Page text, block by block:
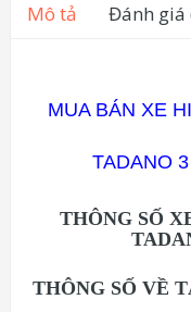
Mô tả Đánh giá
MUA BÁN XE
TADANO
THÔNG SỐ
THÔNG SỐ VỀ